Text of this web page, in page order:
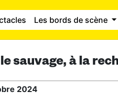
Les bords de scène
sauvage, à la
2024